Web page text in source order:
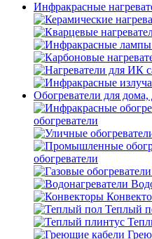
Инфракрасные
Обогреватели для дома,
обогреватели
обогреватели
Теплый